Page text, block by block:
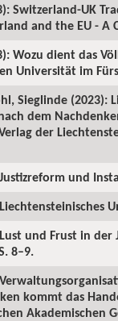
Switzerland-UK
and the EU -
Wozu dient das
Universität im
Sieglinde
dem
der
und
und Frust in
8–9.
kommt das
Akademischen